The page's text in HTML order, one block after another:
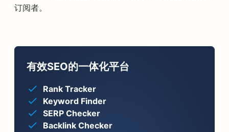
订阅者。
有效SEO的一体化平台
Rank Tracker
Keyword Finder
SERP Checker
Backlink Checker